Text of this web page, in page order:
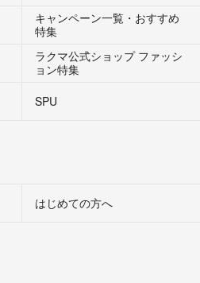
キャンペーン一覧・おすすめ
特集
ラクマ公式ショップ ファッシ
ョン特集
SPU
はじめての方へ